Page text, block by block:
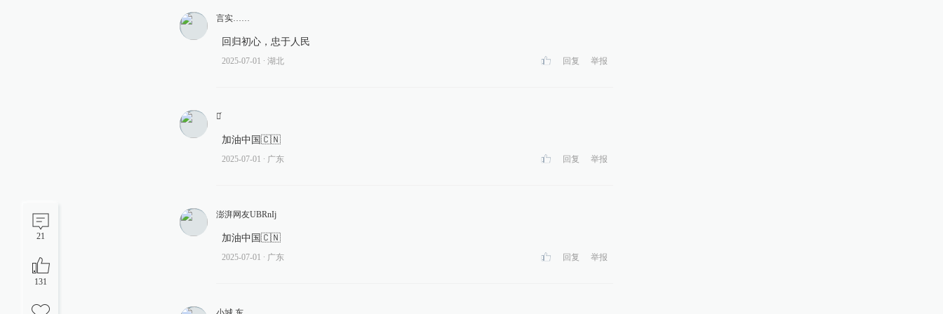
21
131
言实……
回归初心，忠于人民
2025-07-01 ∙ 湖北 回复 举报
榮ͬ
加油中国🇨🇳
2025-07-01 ∙ 广东 回复 举报
澎湃网友UBRnIj
加油中国🇨🇳
2025-07-01 ∙ 广东 回复 举报